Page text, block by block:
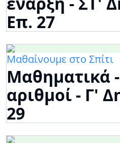
Επ. 27
Μαθαίνουμε στο Σπίτι
Μαθηματικά
αριθμοί - Γ'
29